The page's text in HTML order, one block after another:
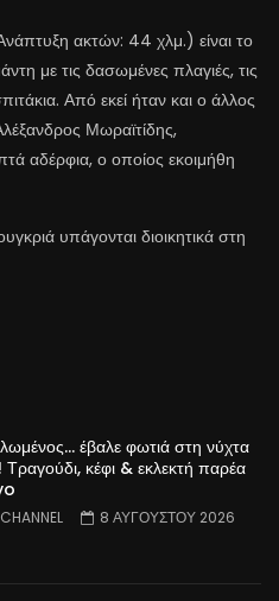
ακτών: 44 χλμ.) είναι το
με τις δασωμένες πλαγιές, τις
Από εκεί ήταν και ο άλλος
Μωραϊτίδης,
αδέρφια, ο οποίος εκοιμήθη
υπάγονται διοικητικά στη
έβαλε φωτιά στη νύχτα
Τραγούδι, κέφι & εκλεκτή παρέα
8 ΑΥΓΟΥΣΤΟΥ 2026